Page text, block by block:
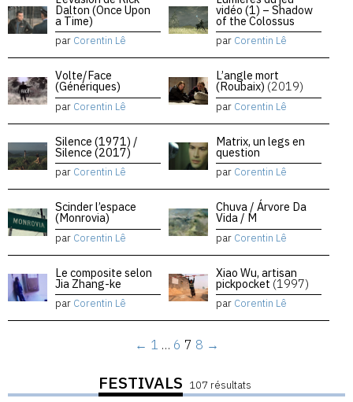
Dalton (Once Upon
a Time)
par Corentin Lê
vidéo (1) – Shadow
of the Colossus
par Corentin Lê
Volte/Face
(Génériques)
par Corentin Lê
L’angle mort
(Roubaix) (2019)
par Corentin Lê
Silence (1971) /
Silence (2017)
par Corentin Lê
Matrix, un legs en
question
par Corentin Lê
Scinder l’espace
(Monrovia)
par Corentin Lê
Chuva / Árvore Da
Vida / M
par Corentin Lê
Le composite selon
Jia Zhang-ke
par Corentin Lê
Xiao Wu, artisan
pickpocket (1997)
par Corentin Lê
← 1 … 6 7 8 →
FESTIVALS 107 résultats